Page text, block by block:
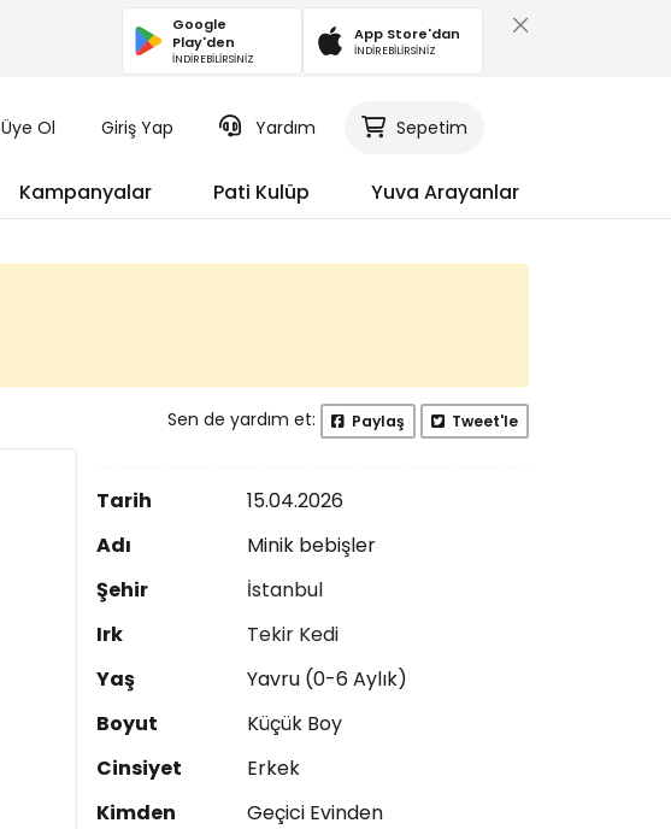
Google
Play'den
İNDİREBİLİRSİNİZ
App Store'dan
İNDİREBİLİRSİNİZ
Üye Ol Giriş Yap Yardım Sepetim
Kampanyalar Pati Kulüp Yuva Arayanlar
Sen de yardım et: Paylaş Tweet'le
Tarih
15.04.2026
Adı
Minik bebişler
Şehir
İstanbul
Irk
Tekir Kedi
Yaş
Yavru (0-6 Aylık)
Boyut
Küçük Boy
Cinsiyet
Erkek
Kimden
Geçici Evinden